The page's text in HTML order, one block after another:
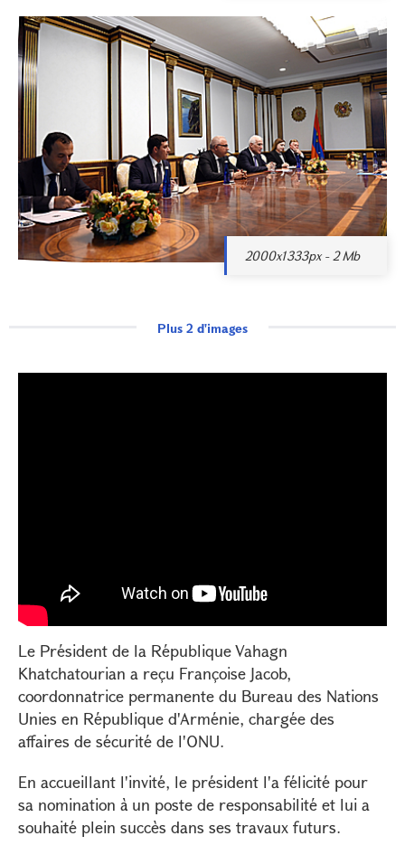
2000x1333px - 2 Mb
Plus 2 d'images
Le Président de la République Vahagn
Khatchatourian a reçu Françoise Jacob,
coordonnatrice permanente du Bureau des Nations
Unies en République d'Arménie, chargée des
affaires de sécurité de l'ONU.
En accueillant l'invité, le président l'a félicité pour
sa nomination à un poste de responsabilité et lui a
souhaité plein succès dans ses travaux futurs.